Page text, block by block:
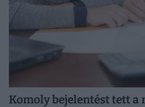
Komoly bejelentést tett